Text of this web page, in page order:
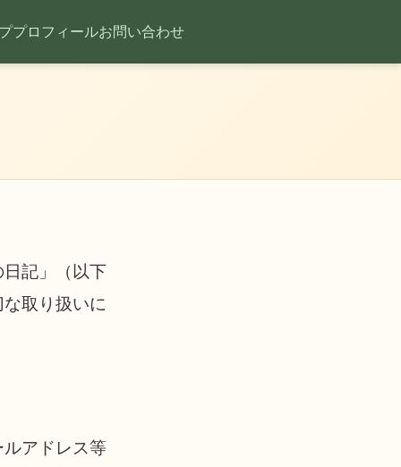
プロフィールお問い合わせ
記」（以下
取り扱いに
アドレス等